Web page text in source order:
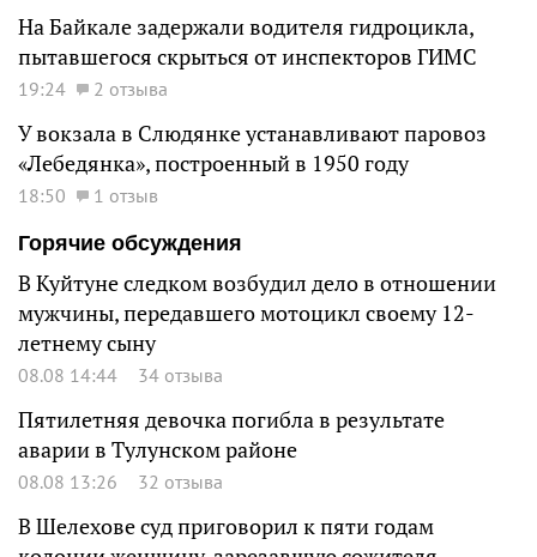
На Байкале задержали водителя гидроцикла,
пытавшегося скрыться от инспекторов ГИМС
19:24 2 отзыва
У вокзала в Слюдянке устанавливают паровоз
«Лебедянка», построенный в 1950 году
18:50
1 отзыв
Горячие обсуждения
В Куйтуне следком возбудил дело в отношении
мужчины, передавшего мотоцикл своему 12-
летнему сыну
08.08 14:44 34 отзыва
Пятилетняя девочка погибла в результате
аварии в Тулунском районе
08.08 13:26 32 отзыва
В Шелехове суд приговорил к пяти годам